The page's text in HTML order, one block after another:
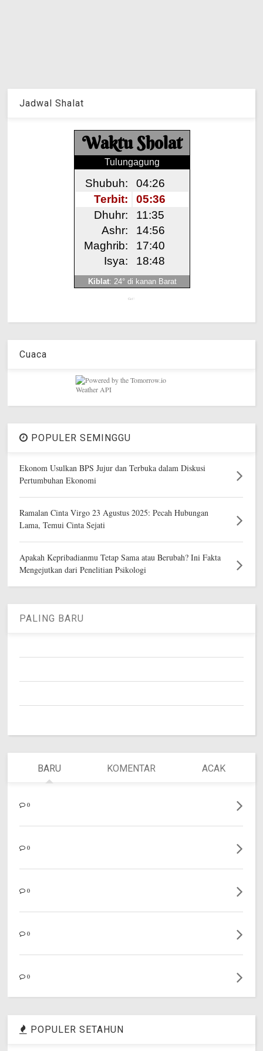
Jadwal Shalat
Get!
Cuaca
POPULER SEMINGGU
Ekonom Usulkan BPS Jujur dan Terbuka dalam Diskusi
Pertumbuhan Ekonomi
Ramalan Cinta Virgo 23 Agustus 2025: Pecah Hubungan
Lama, Temui Cinta Sejati
Apakah Kepribadianmu Tetap Sama atau Berubah? Ini Fakta
Mengejutkan dari Penelitian Psikologi
PALING BARU
BARU KOMENTAR ACAK
0
0
0
0
0
POPULER SETAHUN